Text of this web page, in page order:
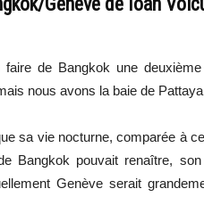
de Bangkok une
nous avons la baie de
sa vie nocturne, comparée à
Bangkok pouvait renaître,
Genève serait